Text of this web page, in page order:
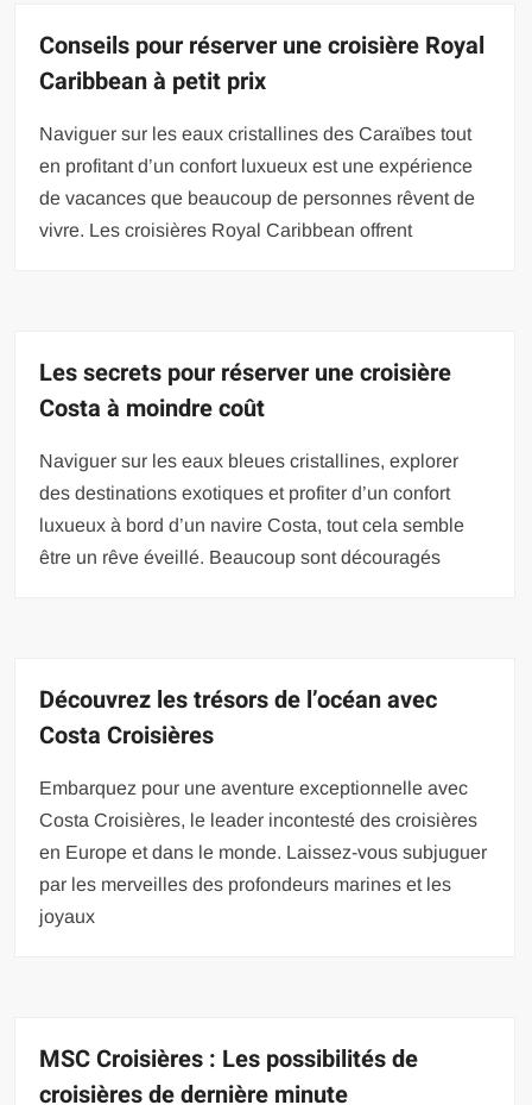
Conseils pour réserver une croisière Royal
Caribbean à petit prix
Naviguer sur les eaux cristallines des Caraïbes tout
en profitant d’un confort luxueux est une expérience
de vacances que beaucoup de personnes rêvent de
vivre. Les croisières Royal Caribbean offrent
Les secrets pour réserver une croisière
Costa à moindre coût
Naviguer sur les eaux bleues cristallines, explorer
des destinations exotiques et profiter d’un confort
luxueux à bord d’un navire Costa, tout cela semble
être un rêve éveillé. Beaucoup sont découragés
Découvrez les trésors de l’océan avec
Costa Croisières
Embarquez pour une aventure exceptionnelle avec
Costa Croisières, le leader incontesté des croisières
en Europe et dans le monde. Laissez-vous subjuguer
par les merveilles des profondeurs marines et les
joyaux
MSC Croisières : Les possibilités de
croisières de dernière minute